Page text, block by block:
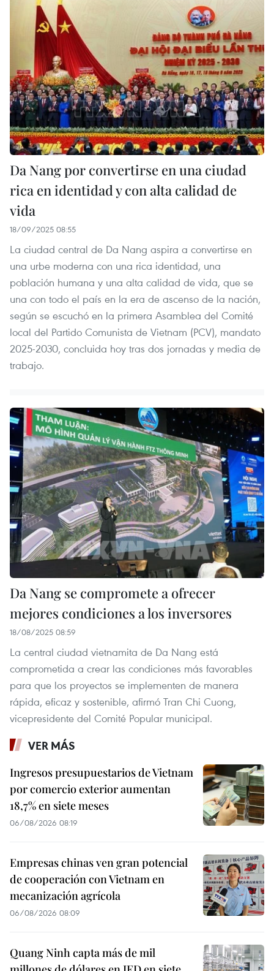
Da Nang por convertirse en una ciudad
rica en identidad y con alta calidad de
vida
18/09/2025 08:55
La ciudad central de Da Nang aspira a convertirse en
una urbe moderna con una rica identidad, una
población humana y una alta calidad de vida, que se
una con todo el país en la era de ascenso de la nación,
según se escuchó en la primera Asamblea del Comité
local del Partido Comunista de Vietnam (PCV), mandato
2025-2030, concluida hoy tras dos jornadas y media de
trabajo.
Da Nang se compromete a ofrecer
mejores condiciones a los inversores
18/08/2025 08:59
La central ciudad vietnamita de Da Nang está
comprometida a crear las condiciones más favorables
para que los proyectos se implementen de manera
rápida, eficaz y sostenible, afirmó Tran Chi Cuong,
vicepresidente del Comité Popular municipal.
VER MÁS
Ingresos presupuestarios de Vietnam
por comercio exterior aumentan
18,7% en siete meses
06/08/2026 08:19
Empresas chinas ven gran potencial
de cooperación con Vietnam en
mecanización agrícola
06/08/2026 08:09
Quang Ninh capta más de mil